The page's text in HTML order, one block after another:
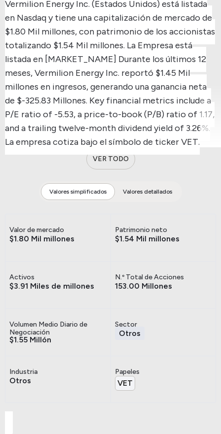
Vermilion Energy Inc. (Estados Unidos) está listada
en Nasdaq y tiene una capitalización de mercado de
$1.80 Mil millones, con patrimonio de los accionistas
totalizando $1.54 Mil millones. La Empresa está
listada en [MARKET_NAME] Durante los últimos 12
meses, Vermilion Energy Inc. reportó $1.45 Mil
millones en ingresos, generando una ganancia neta
de $-325.83 Millones. Key financial metrics include a
P/E ratio of -5.53, a price-to-book (P/B) ratio of 1.17,
and a trailing twelve-month dividend yield of 3.26%.
La empresa cotiza bajo el símbolo de ticker VET.
VER TODO
Valores simplificados Valores detallados
Valor de mercado
$1.80 Mil millones
Patrimonio neto
$1.54 Mil millones
Activos
$3.91 Miles de millones
N.º Total de Acciones
153.00 Millones
Volumen Medio Diario de
Negociación
$1.55 Millón
Sector
Otros
Industria
Otros
Papeles
VET